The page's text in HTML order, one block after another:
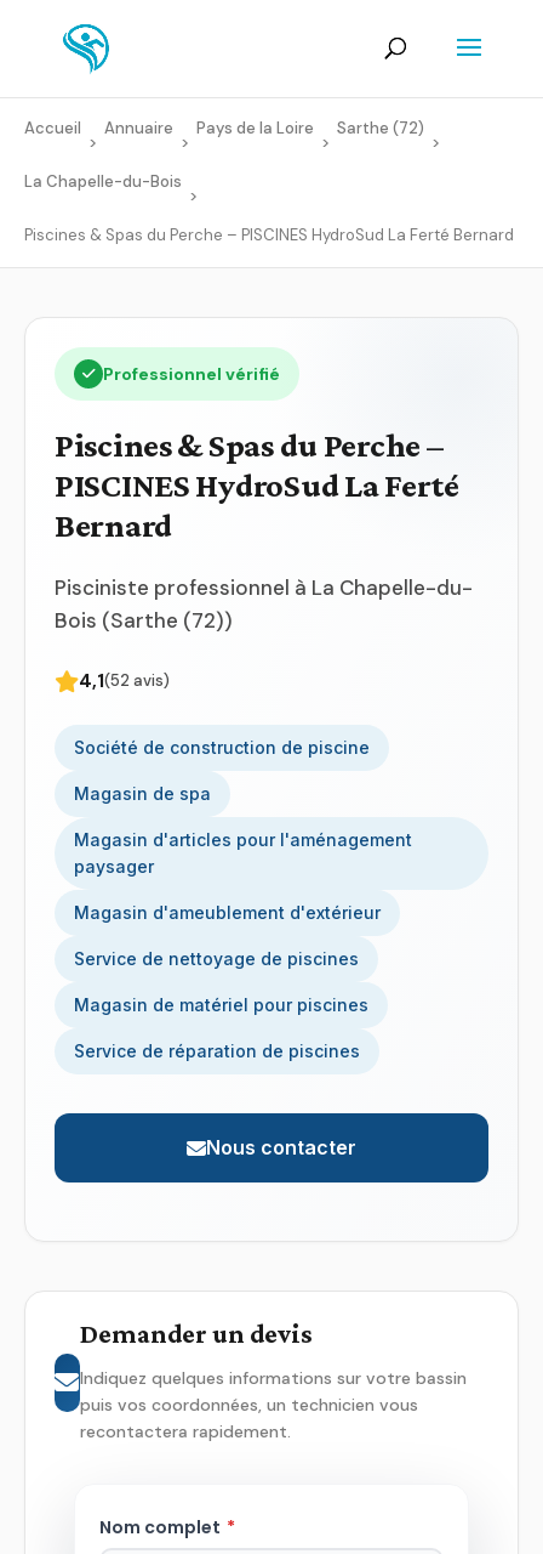
Accueil
>
Annuaire
>
Pays de la Loire
>
Sarthe (72)
>
La Chapelle-du-Bois
>
Piscines & Spas du Perche – PISCINES HydroSud La Ferté Bernard
Professionnel vérifié
Piscines & Spas du Perche –
PISCINES HydroSud La Ferté
Bernard
Pisciniste professionnel à La Chapelle-du-
Bois (Sarthe (72))
4,1(52 avis)
Société de construction de piscine
Magasin de spa
Magasin d'articles pour l'aménagement
paysager
Magasin d'ameublement d'extérieur
Service de nettoyage de piscines
Magasin de matériel pour piscines
Service de réparation de piscines
Nous contacter
Demander un devis
Indiquez quelques informations sur votre bassin
puis vos coordonnées, un technicien vous
recontactera rapidement.
Nom complet *